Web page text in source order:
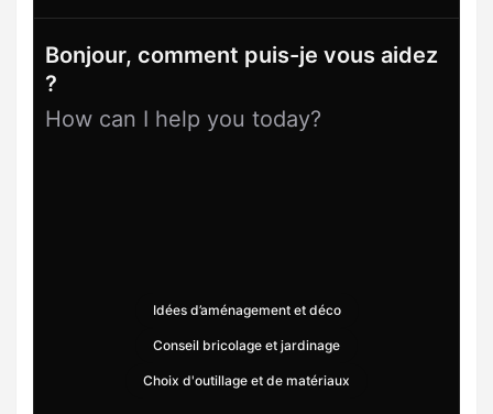
Bonjour, comment puis-je vous aidez
?
How can I help you today?
Idées d’aménagement et déco
Conseil bricolage et jardinage
Choix d'outillage et de matériaux